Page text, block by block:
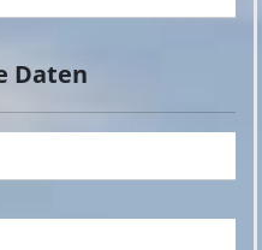
Daten